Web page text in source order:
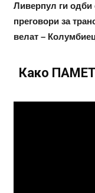
Ливерпул ги одби
преговори за
велат –
Како